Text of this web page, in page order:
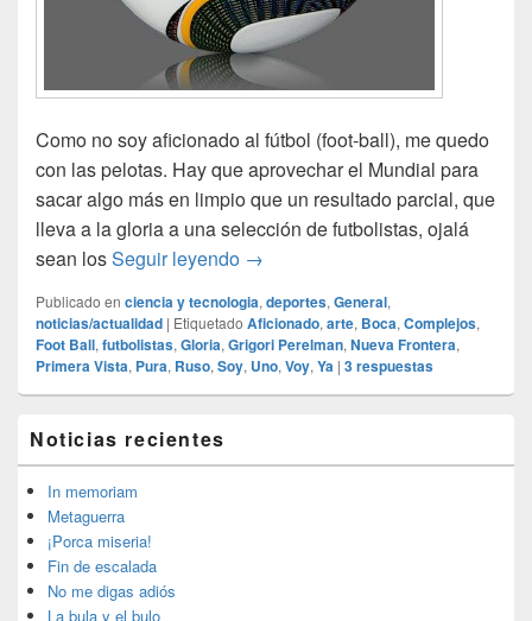
Como no soy aficionado al fútbol (foot-ball), me quedo
con las pelotas. Hay que aprovechar el Mundial para
sacar algo más en limpio que un resultado parcial, que
lleva a la gloria a una selección de futbolistas, ojalá
sean losSeguir leyendo La matemática del fútbol
→
Publicado en ciencia y tecnologia, deportes, General,
noticias/actualidad | Etiquetado Aficionado, arte, Boca, Complejos,
Foot Ball, futbolistas, Gloria, Grigori Perelman, Nueva Frontera,
Primera Vista, Pura, Ruso, Soy, Uno, Voy, Ya | 3respuestas
área
de
widget
barra
lateral
primaria
Noticias recientes
In memoriam
Metaguerra
¡Porca miseria!
Fin de escalada
No me digas adiós
La bula y el bulo